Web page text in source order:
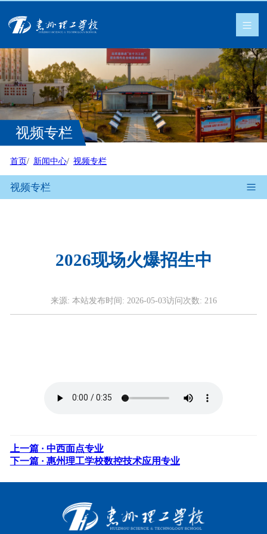
视频专栏
首页 新闻中心 视频专栏
视频专栏
2026现场火爆招生中
来源: 本站发布时间: 2026-05-03访问次数: 216
上一篇 · 中西面点专业
下一篇 · 惠州理工学校数控技术应用专业